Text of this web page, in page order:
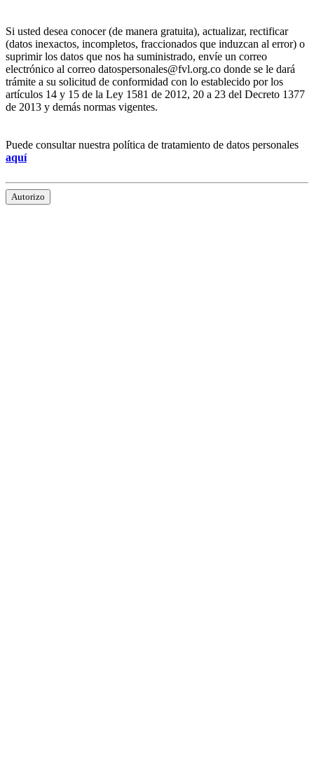
Si usted desea conocer (de manera gratuita), actualizar, rectificar
(datos inexactos, incompletos, fraccionados que induzcan al error) o
suprimir los datos que nos ha suministrado, envíe un correo
electrónico al correo datospersonales@fvl.org.co donde se le dará
trámite a su solicitud de conformidad con lo establecido por los
artículos 14 y 15 de la Ley 1581 de 2012, 20 a 23 del Decreto 1377
de 2013 y demás normas vigentes.
Puede consultar nuestra política de tratamiento de datos personales
aquí
Autorizo